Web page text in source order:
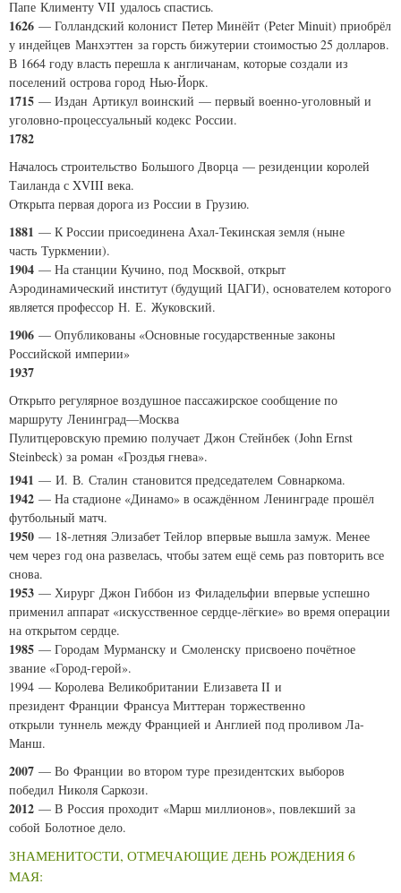
Папе Клименту VII удалось спастись.
1626 — Голландский колонист Петер Минёйт (Peter Minuit) приобрёл
у индейцев Манхэттен за горсть бижутерии стоимостью 25 долларов.
В 1664 году власть перешла к англичанам, которые создали из
поселений острова город Нью-Йорк.
1715 — Издан Артикул воинский — первый военно-уголовный и
уголовно-процессуальный кодекс России.
1782
Началось строительство Большого Дворца — резиденции королей
Таиланда с XVIII века.
Открыта первая дорога из России в Грузию.
1881 — К России присоединена Ахал-Текинская земля (ныне
часть Туркмении).
1904 — На станции Кучино, под Москвой, открыт
Аэродинамический институт (будущий ЦАГИ), основателем которого
является профессор Н. Е. Жуковский.
1906 — Опубликованы «Основные государственные законы
Российской империи»
1937
Открыто регулярное воздушное пассажирское сообщение по
маршруту Ленинград—Москва
Пулитцеровскую премию получает Джон Стейнбек (John Ernst
Steinbeck) за роман «Гроздья гнева».
1941 — И. В. Сталин становится председателем Совнаркома.
1942 — На стадионе «Динамо» в осаждённом Ленинграде прошёл
футбольный матч.
1950 — 18-летняя Элизабет Тейлор впервые вышла замуж. Менее
чем через год она развелась, чтобы затем ещё семь раз повторить все
снова.
1953 — Хирург Джон Гиббон из Филадельфии впервые успешно
применил аппарат «искусственное сердце-лёгкие» во время операции
на открытом сердце.
1985 — Городам Мурманску и Смоленску присвоено почётное
звание «Город-герой».
1994 — Королева Великобритании Елизавета II и
президент Франции Франсуа Миттеран торжественно
открыли туннель между Францией и Англией под проливом Ла-
Манш.
2007 — Во Франции во втором туре президентских выборов
победил Николя Саркози.
2012 — В Россия проходит «Марш миллионов», повлекший за
собой Болотное дело.
ЗНАМЕНИТОСТИ, ОТМЕЧАЮЩИЕ ДЕНЬ РОЖДЕНИЯ 6
МАЯ: